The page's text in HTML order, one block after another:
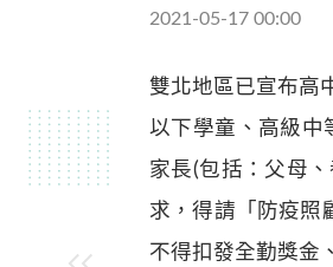
2021-05-17 00:00
雙北地區已宣布高
以下學童、高級中
家長(包括：父母
求，得請「防疫照
不得扣發全勤獎金